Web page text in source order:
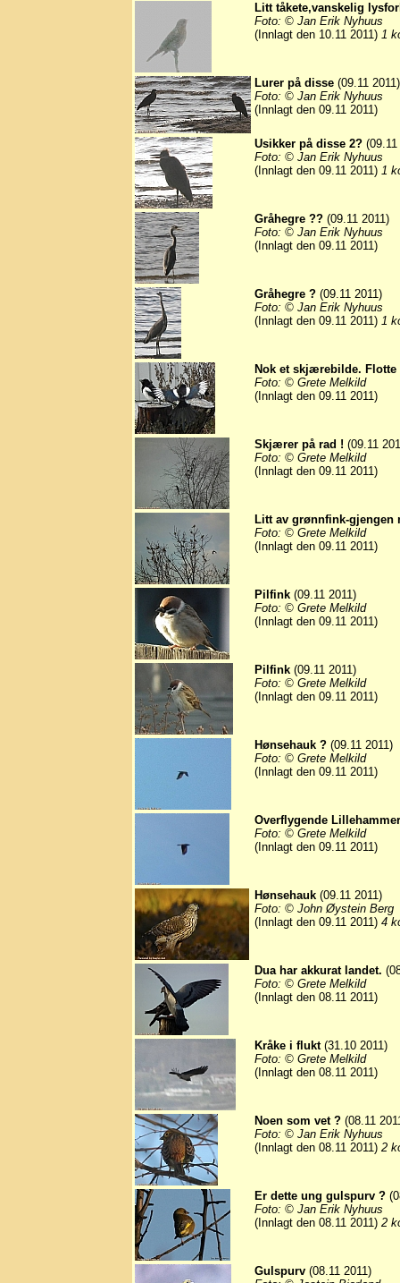
Litt tåkete,vanskelig
Foto: © Jan Erik Nyhuus
(Innlagt den 10.11 2011) 1
Lurer på disse (09.11 2011)
Foto: © Jan Erik Nyhuus
(Innlagt den 09.11 2011)
Usikker på disse 2? (09.11
Foto: © Jan Erik Nyhuus
(Innlagt den 09.11 2011) 1
Gråhegre ?? (09.11 2011)
Foto: © Jan Erik Nyhuus
(Innlagt den 09.11 2011)
Gråhegre ? (09.11 2011)
Foto: © Jan Erik Nyhuus
(Innlagt den 09.11 2011) 1
Nok et skjærebilde. Flotte
Foto: © Grete Melkild
(Innlagt den 09.11 2011)
Skjærer på rad ! (09.11
Foto: © Grete Melkild
(Innlagt den 09.11 2011)
Litt av grønnfink-gjengen
Foto: © Grete Melkild
(Innlagt den 09.11 2011)
Pilfink (09.11 2011)
Foto: © Grete Melkild
(Innlagt den 09.11 2011)
Pilfink (09.11 2011)
Foto: © Grete Melkild
(Innlagt den 09.11 2011)
Hønsehauk ? (09.11 2011)
Foto: © Grete Melkild
(Innlagt den 09.11 2011)
Overflygende
Foto: © Grete Melkild
(Innlagt den 09.11 2011)
Hønsehauk (09.11 2011)
Foto: © John Øystein Berg
(Innlagt den 09.11 2011) 4
Dua har akkurat landet.
Foto: © Grete Melkild
(Innlagt den 08.11 2011)
Kråke i flukt(31.10 2011)
Foto: © Grete Melkild
(Innlagt den 08.11 2011)
Noen som vet ? (08.11
Foto: © Jan Erik Nyhuus
(Innlagt den 08.11 2011) 2
Er dette ung gulspurv ?
Foto: © Jan Erik Nyhuus
(Innlagt den 08.11 2011) 2
Gulspurv (08.11 2011)